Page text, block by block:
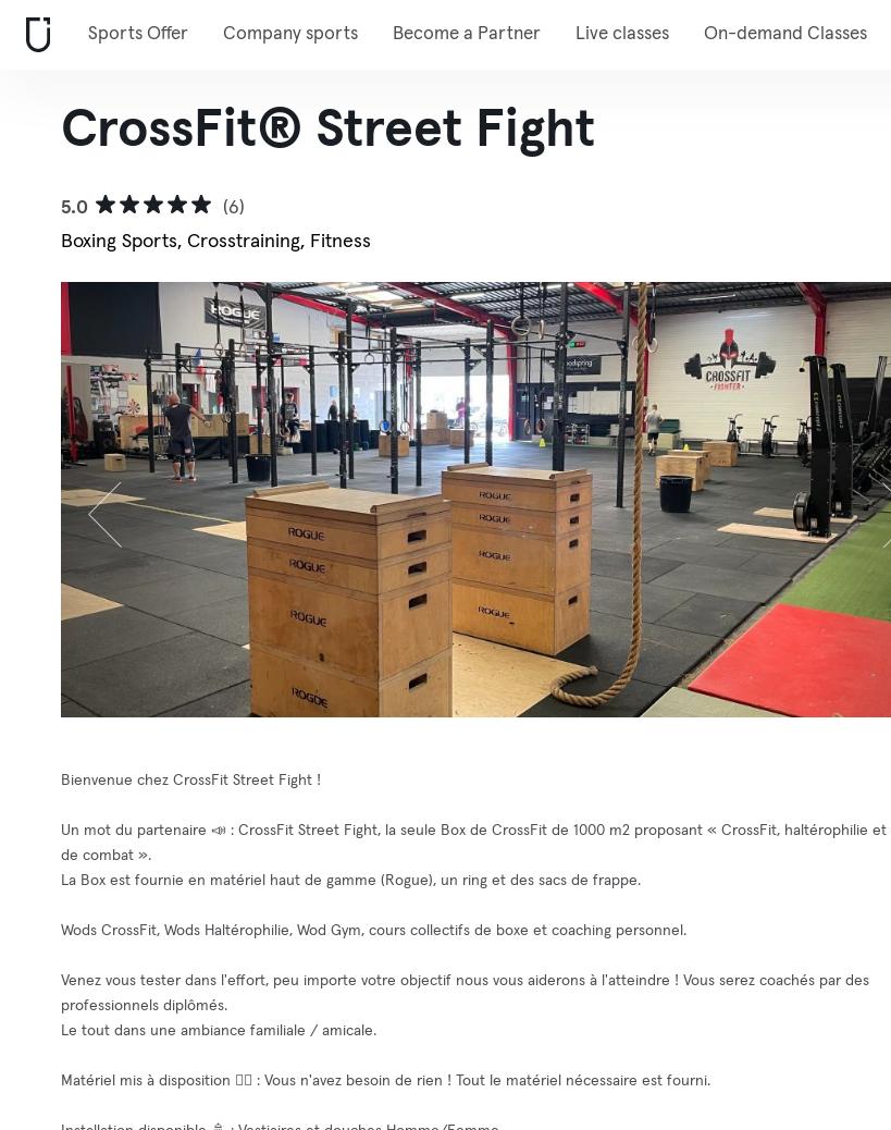
Sports Offer Company sports Become a Partner Live classes On-demand Classes
CrossFit® Street Fight
5.0
(6)
Boxing Sports, Crosstraining, Fitness
Bienvenue chez CrossFit Street Fight !
Un mot du partenaire 📣 : CrossFit Street Fight, la seule Box de CrossFit de 1000 m2 proposant « CrossFit, haltérophilie et
de combat ».
La Box est fournie en matériel haut de gamme (Rogue), un ring et des sacs de frappe.
Wods CrossFit, Wods Haltérophilie, Wod Gym, cours collectifs de boxe et coaching personnel.
Venez vous tester dans l'effort, peu importe votre objectif nous vous aiderons à l'atteindre ! Vous serez coachés par des
professionnels diplômés.
Le tout dans une ambiance familiale / amicale.
Matériel mis à disposition 🏋️‍♀️ : Vous n'avez besoin de rien ! Tout le matériel nécessaire est fourni.